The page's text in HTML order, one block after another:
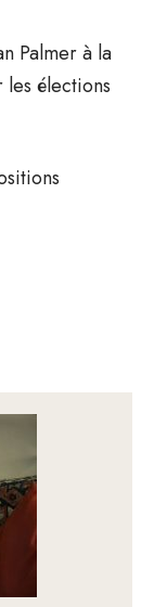
Palmer à la
les élections